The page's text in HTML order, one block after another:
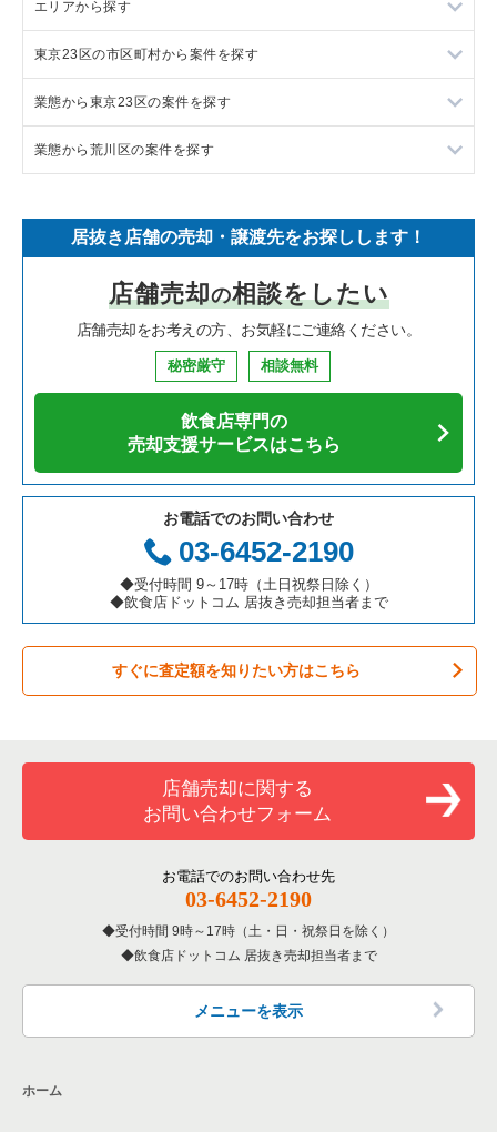
ラーメンの居抜き売却物件の案件一覧
フランス料理の居抜き売却物件の案件一覧
イタリア料理の居抜き売却物件の案件一覧
中華の居抜き売却物件の案件一覧
寿司の居抜き売却物件の案件一覧
焼肉の居抜き売却物件の案件一覧
鉄板焼き・お好み焼の居抜き売却物件の案件一覧
カフェの居抜き売却物件の案件一覧
テイクアウトの居抜き売却物件の案件一覧
お弁当・惣菜・デリの居抜き売却物件の案件一覧
カラオケ・パブ・スナックの居抜き売却物件の案件一覧
バーの居抜き売却物件の案件一覧
居酒屋・ダイニングバーの居抜き売却物件の案件一覧
洋食の居抜き売却物件の案件一覧
その他の居抜き売却物件の案件一覧
エリアから探す
東京23区の飲食店の居抜き売却物件の案件一覧
東京都下の飲食店の居抜き売却物件の案件一覧
千葉県の飲食店の居抜き売却物件の案件一覧
神奈川県の飲食店の居抜き売却物件の案件一覧
大阪府の飲食店の居抜き売却物件の案件一覧
兵庫県の飲食店の居抜き売却物件の案件一覧
愛知県の飲食店の居抜き売却物件の案件一覧
岐阜県の飲食店の居抜き売却物件の案件一覧
三重県の飲食店の居抜き売却物件の案件一覧
東京23区の市区町村から案件を探す
目黒区の飲食店の居抜き売却物件の案件一覧
渋谷区の飲食店の居抜き売却物件の案件一覧
新宿区の飲食店の居抜き売却物件の案件一覧
葛飾区の飲食店の居抜き売却物件の案件一覧
中央区の飲食店の居抜き売却物件の案件一覧
千代田区の飲食店の居抜き売却物件の案件一覧
港区の飲食店の居抜き売却物件の案件一覧
足立区の飲食店の居抜き売却物件の案件一覧
板橋区の飲食店の居抜き売却物件の案件一覧
台東区の飲食店の居抜き売却物件の案件一覧
練馬区の飲食店の居抜き売却物件の案件一覧
北区の飲食店の居抜き売却物件の案件一覧
江戸川区の飲食店の居抜き売却物件の案件一覧
墨田区の飲食店の居抜き売却物件の案件一覧
品川区の飲食店の居抜き売却物件の案件一覧
業態から東京23区の案件を探す
東京23区のラーメンの居抜き売却物件の案件一覧
東京23区のイタリア料理の居抜き売却物件の案件一覧
東京23区の中華の居抜き売却物件の案件一覧
東京23区のそば・うどんの居抜き売却物件の案件一覧
東京23区の焼肉の居抜き売却物件の案件一覧
東京23区の鉄板焼き・お好み焼の居抜き売却物件の案件一覧
東京23区のアジア料理の居抜き売却物件の案件一覧
東京23区のカフェの居抜き売却物件の案件一覧
東京23区のテイクアウトの居抜き売却物件の案件一覧
東京23区のお弁当・惣菜・デリの居抜き売却物件の案件一覧
東京23区のバーの居抜き売却物件の案件一覧
東京23区の居酒屋・ダイニングバーの居抜き売却物件の案件一
東京23区の専門料理の居抜き売却物件の案件一覧
東京23区の和食の居抜き売却物件の案件一覧
東京23区の洋食の居抜き売却物件の案件一覧
業態から荒川区の案件を探す
荒川区のイタリア料理の居抜き売却物件の案件一覧
荒川区のそば・うどんの居抜き売却物件の案件一覧
荒川区の寿司の居抜き売却物件の案件一覧
荒川区の鉄板焼き・お好み焼の居抜き売却物件の案件一覧
荒川区のアジア料理の居抜き売却物件の案件一覧
荒川区のテイクアウトの居抜き売却物件の案件一覧
荒川区のお弁当・惣菜・デリの居抜き売却物件の案件一覧
荒川区のバーの居抜き売却物件の案件一覧
荒川区の居酒屋・ダイニングバーの居抜き売却物件の案件一覧
荒川区のその他の居抜き売却物件の案件一覧
居抜き店舗の売却・譲渡先をお探しします！
店舗売却の相談をしたい
店舗売却をお考えの方、お気軽にご連絡ください。
秘密厳守 相談無料
飲食店専門の
売却支援サービスはこちら
お電話でのお問い合わせ
03-6452-2190
◆受付時間 9～17時（土日祝祭日除く）
◆飲食店ドットコム 居抜き売却担当者まで
すぐに査定額を知りたい方はこちら
店舗売却に関する
お問い合わせフォーム
お電話でのお問い合わせ先
03-6452-2190
受付時間 9時～17時（土・日・祝祭日を除く）
飲食店ドットコム 居抜き売却担当者まで
メニューを表示
ホーム